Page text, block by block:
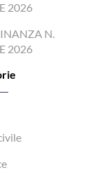
2026
N.
2026